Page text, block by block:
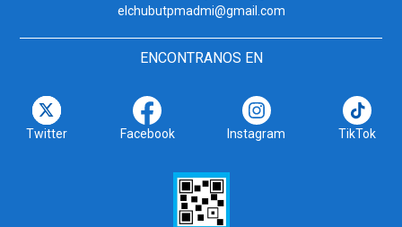
elchubutpmadmi@gmail.com
ENCONTRANOS EN
Twitter Facebook Instagram TikTok